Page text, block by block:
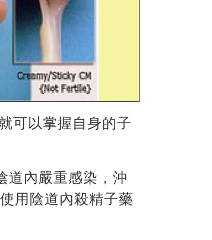
可以掌握自身的子
道內嚴重感染，沖
用陰道內殺精子藥